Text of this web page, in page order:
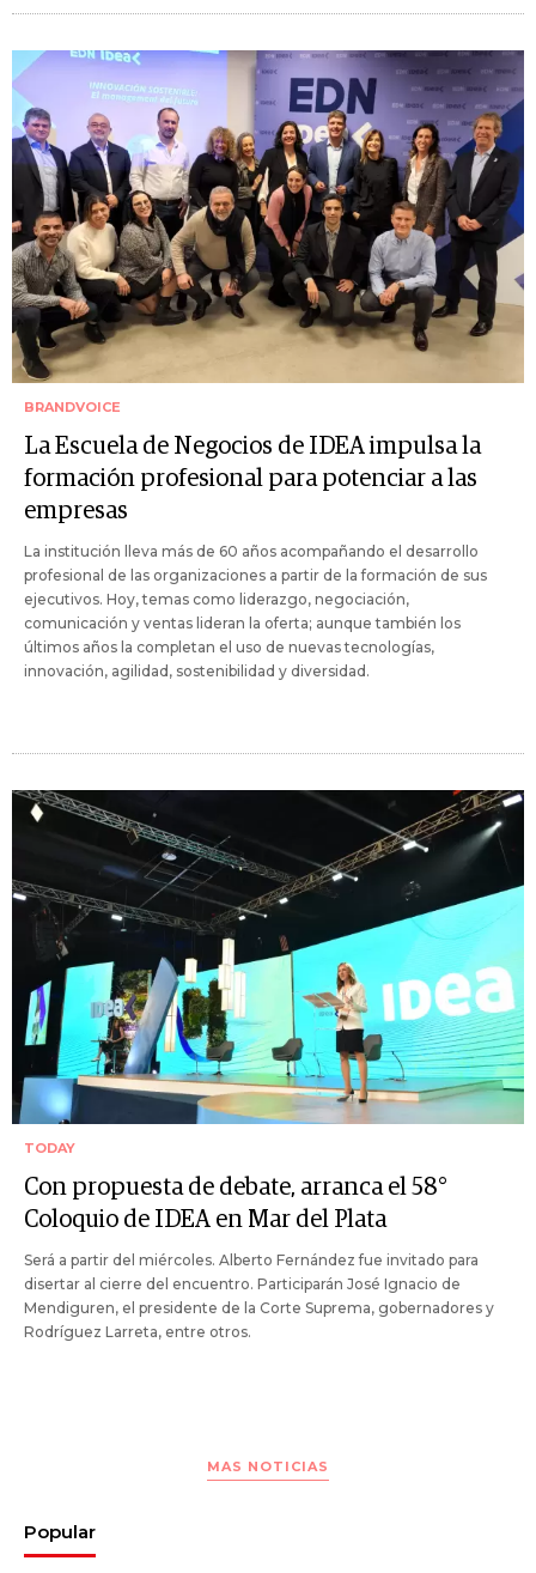
BRANDVOICE
La Escuela de Negocios de IDEA impulsa la
formación profesional para potenciar a las
empresas
La institución lleva más de 60 años acompañando el desarrollo
profesional de las organizaciones a partir de la formación de sus
ejecutivos. Hoy, temas como liderazgo, negociación,
comunicación y ventas lideran la oferta; aunque también los
últimos años la completan el uso de nuevas tecnologías,
innovación, agilidad, sostenibilidad y diversidad.
TODAY
Con propuesta de debate, arranca el 58°
Coloquio de IDEA en Mar del Plata
Será a partir del miércoles. Alberto Fernández fue invitado para
disertar al cierre del encuentro. Participarán José Ignacio de
Mendiguren, el presidente de la Corte Suprema, gobernadores y
Rodríguez Larreta, entre otros.
MAS NOTICIAS
Popular